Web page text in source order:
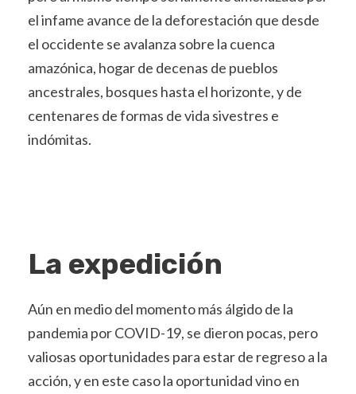
el infame avance de la deforestación que desde
el occidente se avalanza sobre la cuenca
amazónica, hogar de decenas de pueblos
ancestrales, bosques hasta el horizonte, y de
centenares de formas de vida sivestres e
indómitas.
La expedición
Aún en medio del momento más álgido de la
pandemia por COVID-19, se dieron pocas, pero
valiosas oportunidades para estar de regreso a la
acción, y en este caso la oportunidad vino en